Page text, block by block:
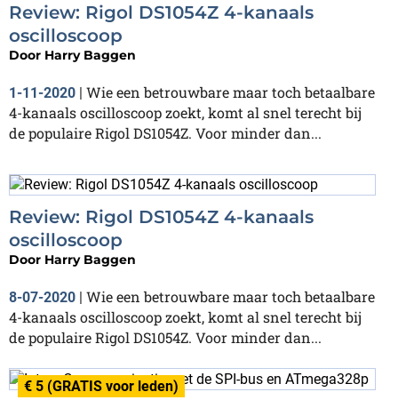
Review: Rigol DS1054Z 4-kanaals
oscilloscoop
Door Harry Baggen
1-11-2020 | Wie een betrouwbare maar toch betaalbare
4-kanaals oscilloscoop zoekt, komt al snel terecht bij
de populaire Rigol DS1054Z. Voor minder dan...
Review: Rigol DS1054Z 4-kanaals
oscilloscoop
Door Harry Baggen
8-07-2020
Wie een betrouwbare maar toch betaalbare
4-kanaals oscilloscoop zoekt, komt al snel terecht bij
de populaire Rigol DS1054Z. Voor minder dan...
€ 5 (GRATIS voor leden)